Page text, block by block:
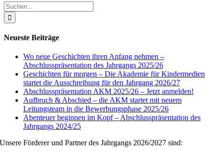
Facebook
X
Reddit
LinkedIn
WhatsApp
Pinterest
Vk
E-
Mail
Suche
nach:
Neueste Beiträge
Wo neue Geschichten ihren Anfang nehmen –
Abschlusspräsentation des Jahrgangs 2025/26
Geschichten für morgen – Die Akademie für Kindermedien
startet die Ausschreibung für den Jahrgang 2026/27
Abschlusspräsentation AKM 2025/26 – Jetzt anmelden!
Aufbruch & Abschied – die AKM startet mit neuem
Leitungsteam in die Bewerbungsphase 2025/26
Abenteuer beginnen im Kopf – Abschlusspräsentation des
Jahrgangs 2024/25
Unsere Förderer und Partner des Jahrgangs 2026/2027 sind: